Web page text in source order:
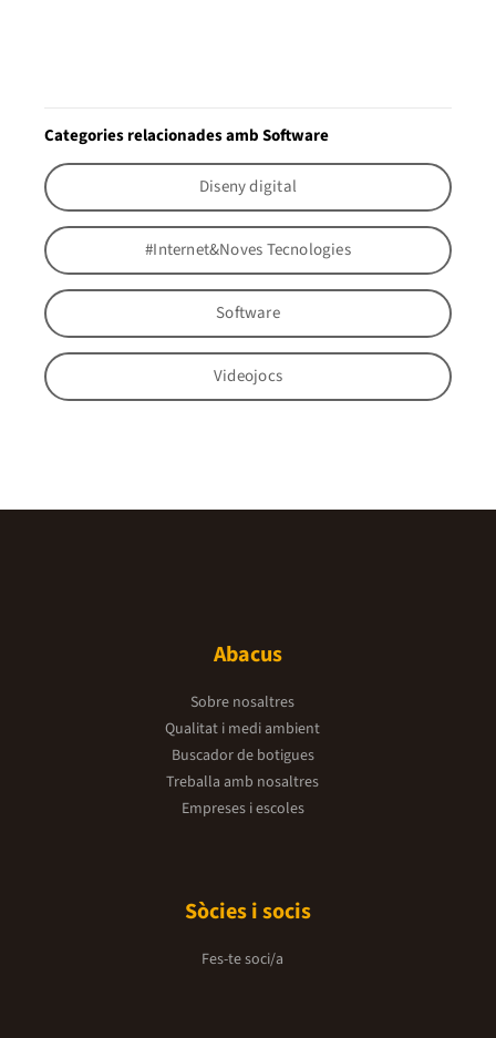
Categories relacionades amb Software
Diseny digital
#Internet&Noves Tecnologies
Software
Videojocs
Abacus
Sobre nosaltres
Qualitat i medi ambient
Buscador de botigues
Treballa amb nosaltres
Empreses i escoles
Sòcies i socis
Fes-te soci/a